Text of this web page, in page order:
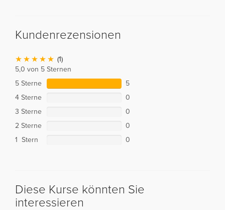
Kundenrezensionen
(1)
5,0 von 5 Sternen
5 Sterne
5
4 Sterne
0
3 Sterne
0
2 Sterne
0
1 Stern
0
Diese Kurse könnten Sie
interessieren